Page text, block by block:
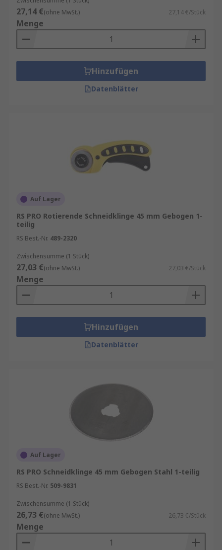
27,14 €(ohne MwSt.) 27,14 €/Stück
Menge
Hinzufügen
Datenblätter
Auf Lager
RS PRO Rotierende Schneidklinge 45 mm Gebogen 1-
teilig
RS Best.-Nr. 489-2320
Zwischensumme (1 Stück)
27,03 €(ohne MwSt.) 27,03 €/Stück
Menge
Hinzufügen
Datenblätter
Auf Lager
RS PRO Schneidklinge 45 mm Gebogen Stahl 1-teilig
RS Best.-Nr. 509-9831
Zwischensumme (1 Stück)
26,73 €(ohne MwSt.) 26,73 €/Stück
Menge